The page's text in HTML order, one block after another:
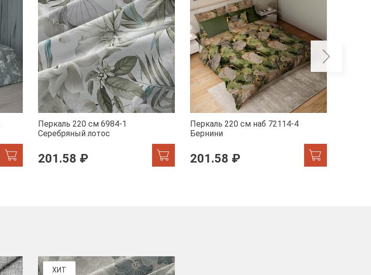
Перкаль 220 см 6984-1
Серебряный лотос
201.58 ₽
Перкаль 220 см наб 72114-4
Бернини
201.58 ₽
ХИТ